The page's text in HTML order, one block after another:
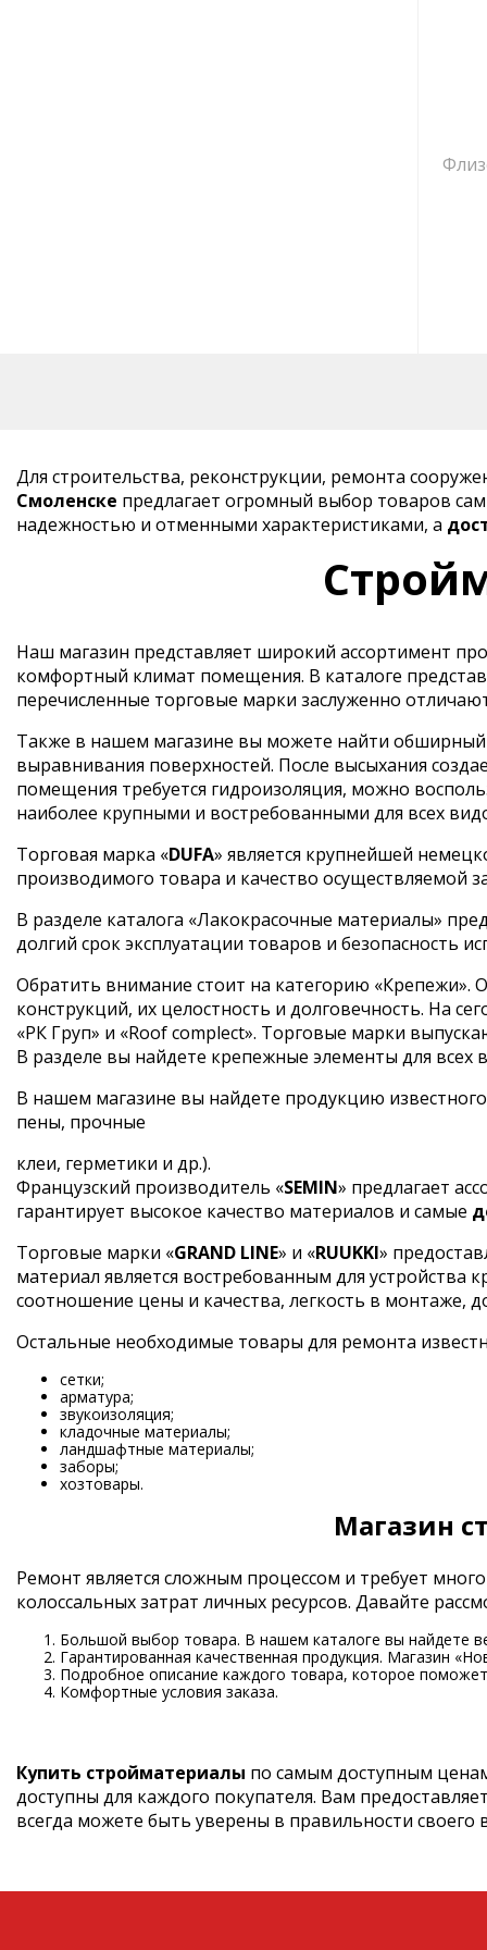
Для строительства, реконструкции, ремонта
Смоленске предлагает огромный выбор товаров
надежностью и отменными характеристиками, а
Наш магазин представляет широкий ассортимент
комфортный климат помещения. В каталоге
перечисленные торговые марки заслуженно
Также в нашем магазине вы можете найти обширный
выравнивания поверхностей. После высыхания
помещения требуется гидроизоляция, можно
наиболее крупными и востребованными для всех
Торговая марка «DUFA» является крупнейшей
производимого товара и качество
В разделе каталога «Лакокрасочные материалы»
долгий срок эксплуатации товаров и безопасность
Обратить внимание стоит на категорию «Крепежи».
конструкций, их целостность и долговечность. На
«РК Груп» и «Roof complect». Торговые марки
В разделе вы найдете крепежные элементы для всех
В нашем магазине вы найдете продукцию
пены, прочные
клеи, герметики и др.).
Французский производитель «SEMIN» предлагает
гарантирует высокое качество материалов и самые
Торговые марки «GRAND LINE» и «RUUKKI»
материал является востребованным для
соотношение цены и качества, легкость в монтаже,
Остальные необходимые товары для ремонта
сетки;
арматура;
звукоизоляция;
кладочные материалы;
ландшафтные материалы;
заборы;
хозтовары.
Магазин
Ремонт является сложным процессом и требует
колоссальных затрат личных ресурсов. Давайте
Большой выбор товара. В нашем каталоге вы найдете
Гарантированная качественная продукция. Магазин
Подробное описание каждого товара, которое
Комфортные условия заказа.
Купить стройматериалы по самым доступным
доступны для каждого покупателя. Вам
всегда можете быть уверены в правильности своего